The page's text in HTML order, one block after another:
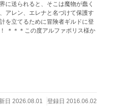
に送られると、そこは魔物が蠢く
アレン、エレナと名づけて保護す
を立てるために冒険者ギルドに登
日 2026.08.01 登録日 2016.06.02